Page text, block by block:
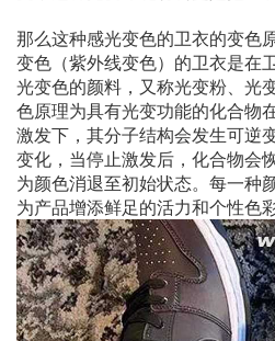
那么这种感光变色的卫衣的变色
变色（紫外线变色）的卫衣是在
光变色的颜料，又称光变粉、光
色原理为具有光变功能的化合物
激发下，其分子结构会发生可逆
变化，当停止激发后，化合物会
为颜色消退至初始状态。每一种
为产品增添鲜足的活力和个性色彩